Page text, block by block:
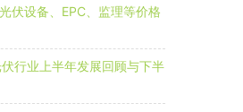
伏设备、EPC、监理等价格
行业上半年发展回顾与下半